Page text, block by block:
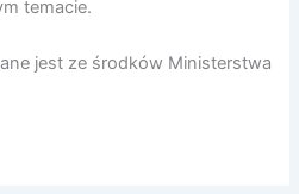
temacie.
jest ze środków Ministerstwa